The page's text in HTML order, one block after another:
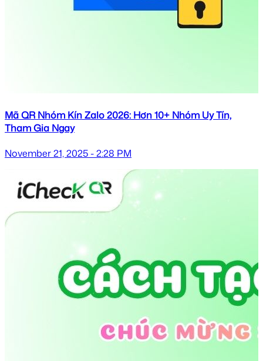
Mã QR Nhóm Kín Zalo 2026: Hơn 10+ Nhóm Uy Tín,
Tham Gia Ngay
November 21, 2025 - 2:28 PM